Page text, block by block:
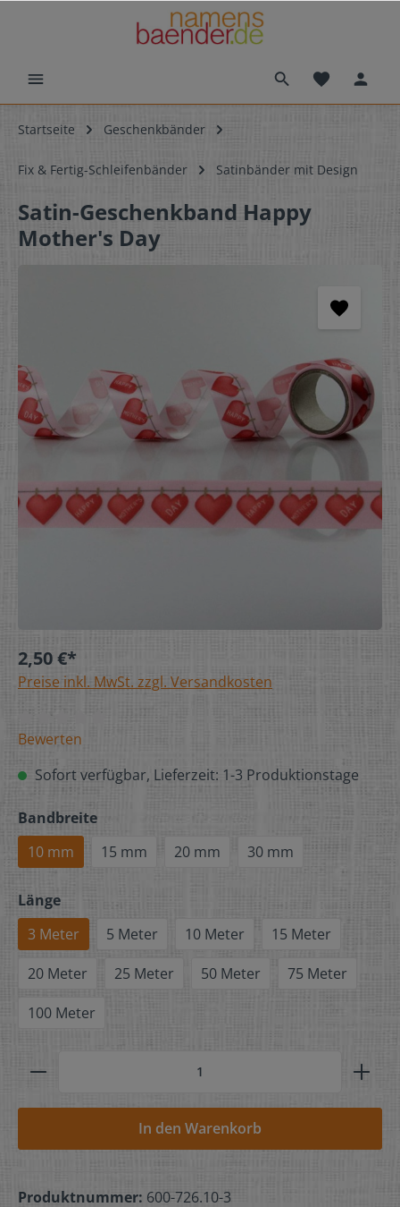
Startseite Geschenkbänder
Fix & Fertig-Schleifenbänder Satinbänder mit Design
Satin-Geschenkband Happy
Mother's Day
2,50 €*
Preise inkl. MwSt. zzgl. Versandkosten
Bewerten
Sofort verfügbar, Lieferzeit: 1-3 Produktionstage
Bandbreite
10 mm
15 mm 20 mm 30 mm
Länge
3 Meter
5 Meter 10 Meter
15 Meter
20 Meter
25 Meter 50 Meter
75 Meter
100 Meter
In den Warenkorb
Produktnummer: 600-726.10-3